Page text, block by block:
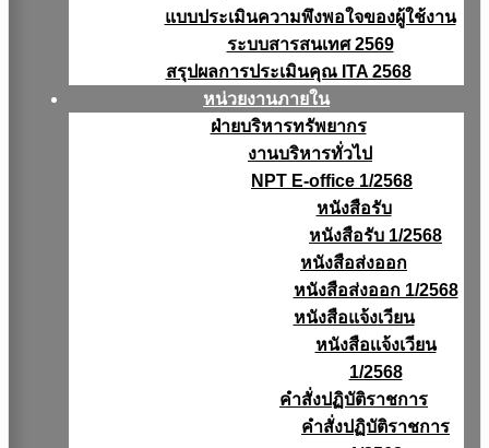
แบบประเมินความพึงพอใจของผู้ใช้งาน
ระบบสารสนเทศ 2569
สรุปผลการประเมินคุณ ITA 2568
หน่วยงานภายใน
ฝ่ายบริหารทรัพยากร
งานบริหารทั่วไป
NPT E-office 1/2568
หนังสือรับ
หนังสือรับ 1/2568
หนังสือส่งออก
หนังสือส่งออก 1/2568
หนังสือแจ้งเวียน
หนังสือเเจ้งเวียน
1/2568
คำสั่งปฏิบัติราชการ
คำสั่งปฏิบัติราชการ